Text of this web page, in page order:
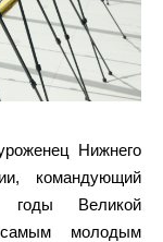
Нижнего
командующий
годы Великой
молодым